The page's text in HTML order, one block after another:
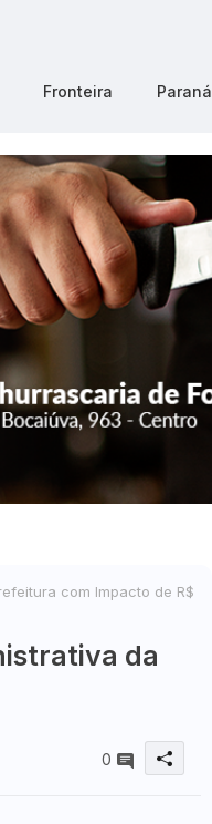
Fronteira Paraná
com Impacto de R$
da
0